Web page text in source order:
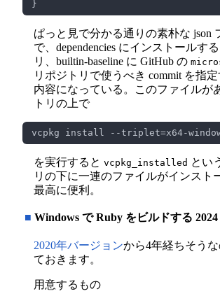
ぱっと見で分かる通りの素朴な json
で、dependencies にインストールす
リ、builtin-baseline に GitHub の
リポジトリで使うべき commit を指
内容になっている。このファイルが
トリの上で
を実行すると vcpkg_installed とい
リの下に一連のファイルがインスト
最高に便利。
■ Windows で Ruby をビルドする
2020年バージョンから4年経ちそう
ておきます。
用意するもの